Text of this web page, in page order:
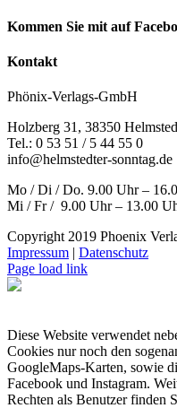
Kommen Sie mit auf
Kontakt
Phönix-Verlags-GmbH
Holzberg 31, 38350
Tel.: 0 53 51 / 5 44 55 0
info@helmstedter-sonntag.de
Mo / Di / Do. 9.00 Uhr –
Mi / Fr / 9.00 Uhr – 13.00
Copyright 2019 Phoenix
Impressum | Datenschutz
Page load link
Diese Website verwendet
Cookies nur noch den
GoogleMaps-Karten, sowie
Facebook und Instagram.
Rechten als Benutzer finden